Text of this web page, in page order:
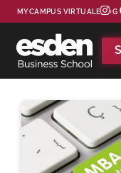
MYCAMPUS VIRTUAL BLOG